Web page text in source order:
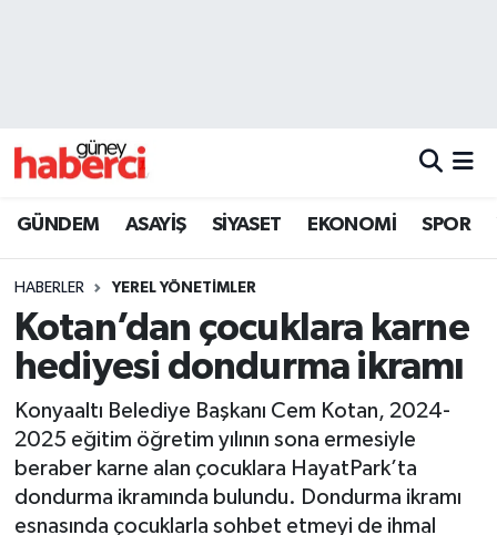
GÜNDEM ASAYİŞ SİYASET EKONOMİ SPOR
HABERLER YEREL YÖNETİMLER
Kotan’dan çocuklara karne
hediyesi dondurma ikramı
Konyaaltı Belediye Başkanı Cem Kotan, 2024-
2025 eğitim öğretim yılının sona ermesiyle
beraber karne alan çocuklara HayatPark’ta
dondurma ikramında bulundu. Dondurma ikramı
esnasında çocuklarla sohbet etmeyi de ihmal
Beyoğlu Trafik Yoğunluk Haritası
Son Dakika Haberleri
Haber Arşivi